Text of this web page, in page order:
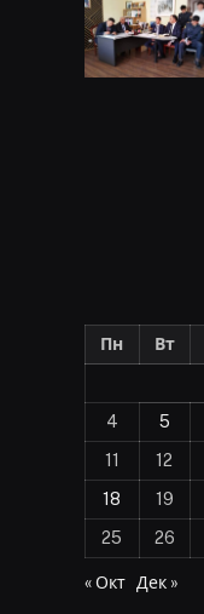
Пн Вт
4
5
11
12
18
19
25
26
« Окт Дек »